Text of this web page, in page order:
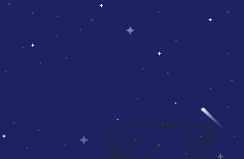
Sobre a Happy Books
Quem somos
Fale Conosco
Política de Privacidade
Política de Frete
Para você
Esqueci Minha senha
Editar endereço
Meu Carrinho
Meus Favoritos